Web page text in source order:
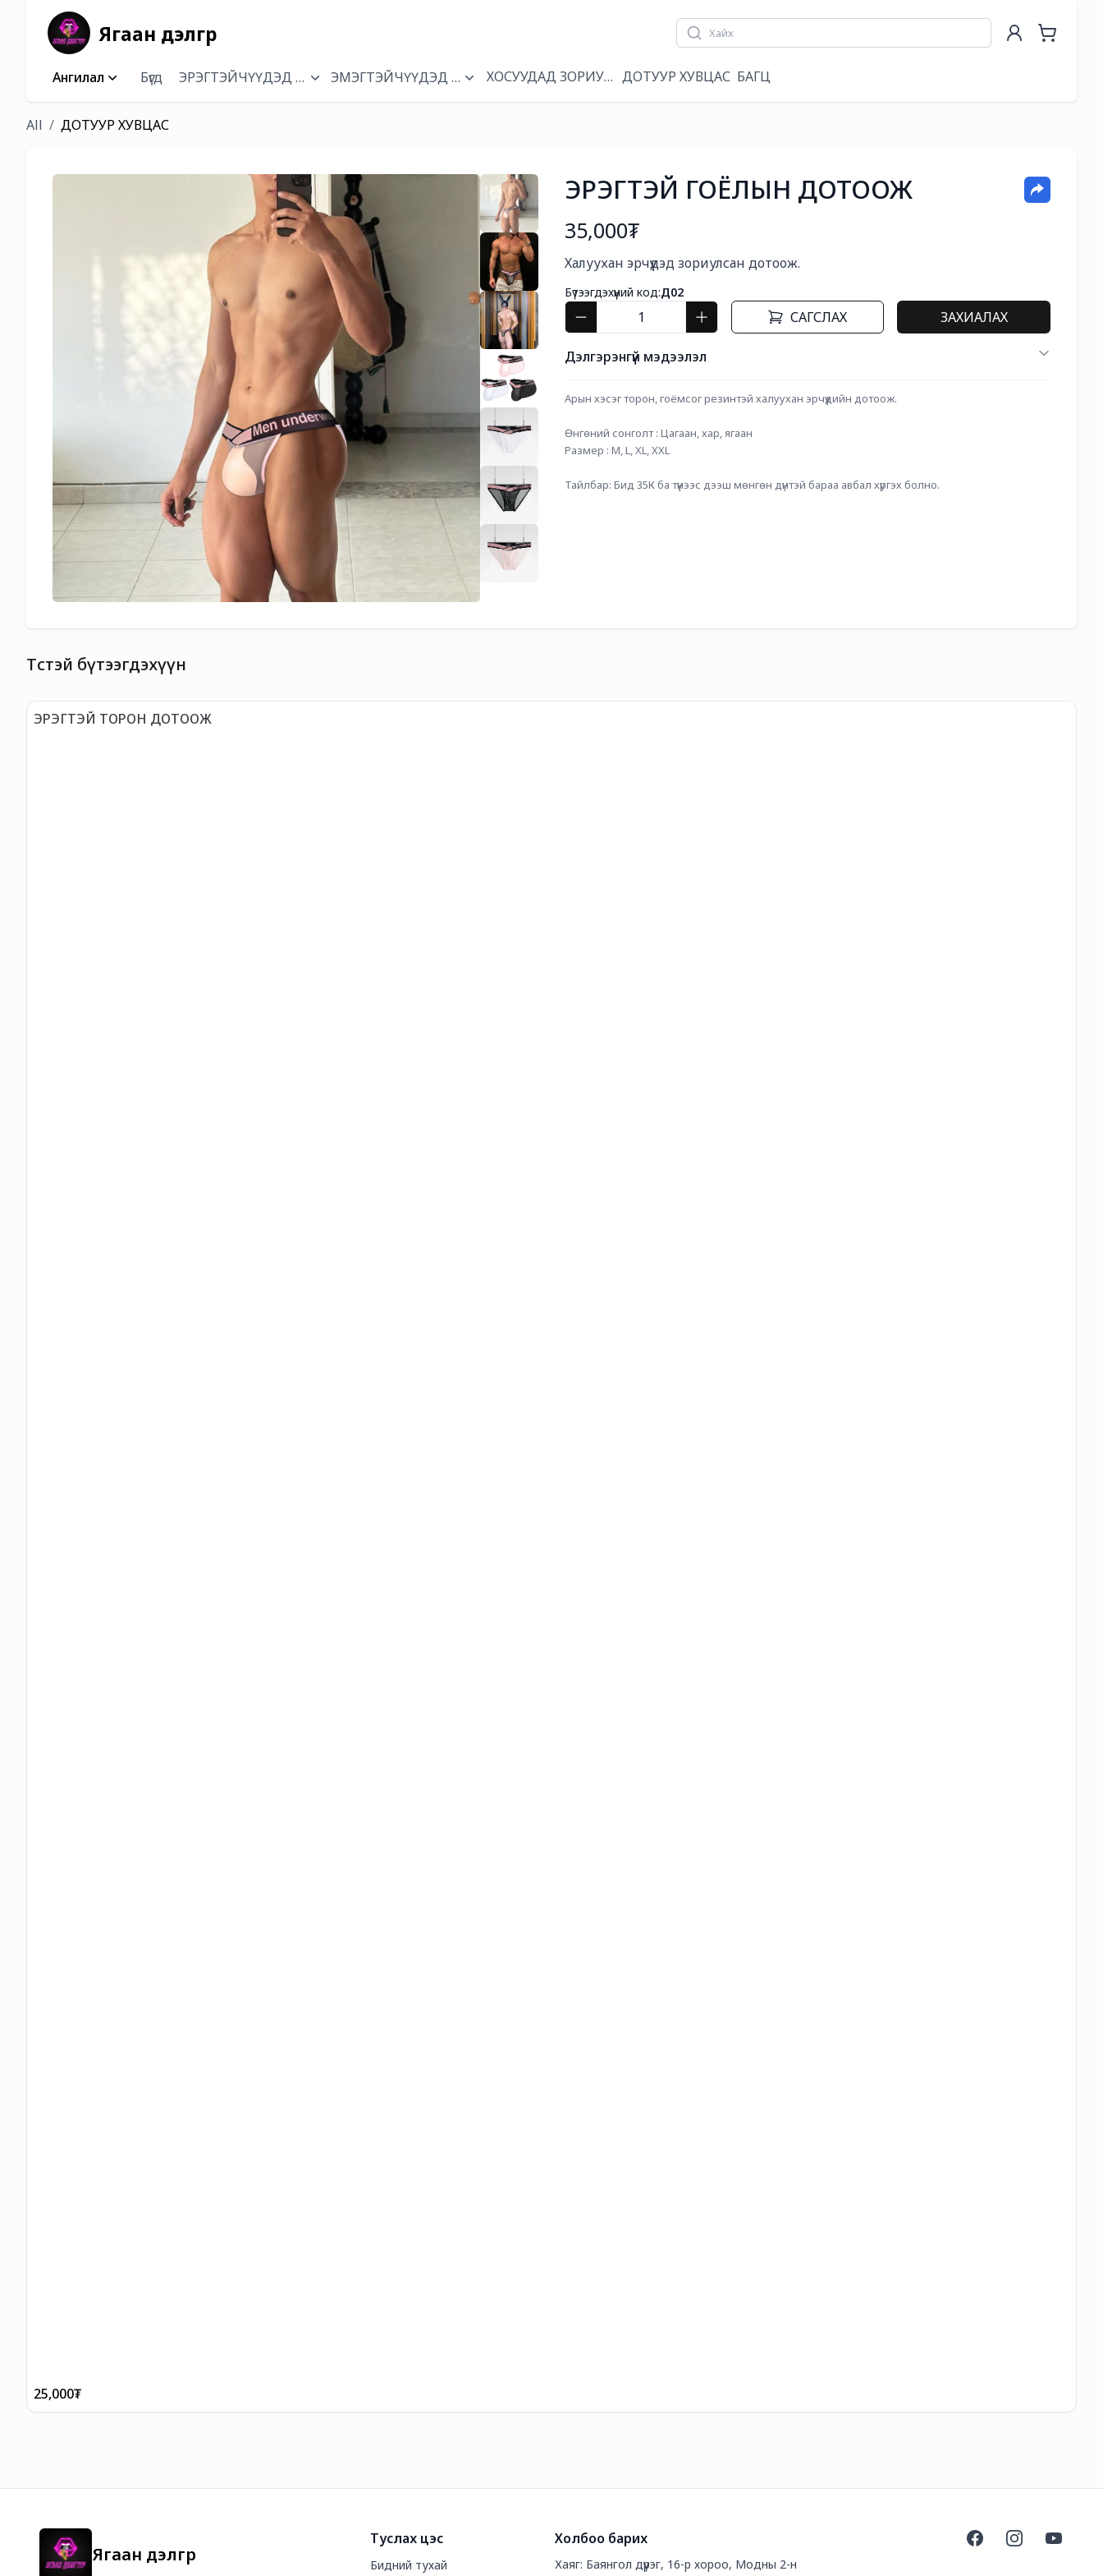
Ягаан дэлгүүр
Ангилал Бүгд ЭРЭГТЭЙЧҮҮДЭД ЗОРИУЛСАНЭМЭГТЭЙЧҮҮДЭД ЗОРИУЛСАНХОСУУДАД ЗОРИУЛСАНДОТУУР ХУВЦАС БАГЦ
All ДОТУУР ХУВЦАС
ЭРЭГТЭЙ ГОЁЛЫН ДОТООЖ
35,000₮
Халуухан эрчүүдэд зориулсан дотоож.
Бүтээгдэхүүний код:Д02
САГСЛАХ ЗАХИАЛАХ
Дэлгэрэнгүй мэдээлэл
Арын хэсэг торон, гоёмсог резинтэй халуухан эрчүүдийн дотоож.
Өнгөний сонголт : Цагаан, хар, ягаан
Размер : M, L, XL, XXL
Тайлбар: Бид 35К ба түүнээс дээш мөнгөн дүнтэй бараа авбал хүргэх болно.
Төстэй бүтээгдэхүүн
ЭРЭГТЭЙ ТОРОН ДОТООЖ
25,000₮
Ягаан дэлгүүр
Туслах цэс
Бидний тухай
Холбоо барих
Хаяг: Баянгол дүүрэг, 16-р хороо, Модны 2-н
FacebookInstagramYouTube